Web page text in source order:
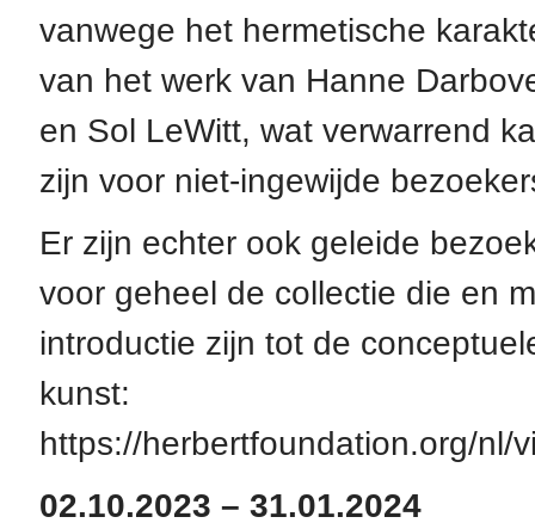
vanwege het hermetische
van het werk van Hanne
en Sol LeWitt, wat verwarrend
zijn voor niet-ingewijde
Er zijn echter ook geleide
voor geheel de collectie die en
introductie zijn tot de
kunst:
https://herbertfoundation.org/nl/
02.10.2023 – 31.01.2024